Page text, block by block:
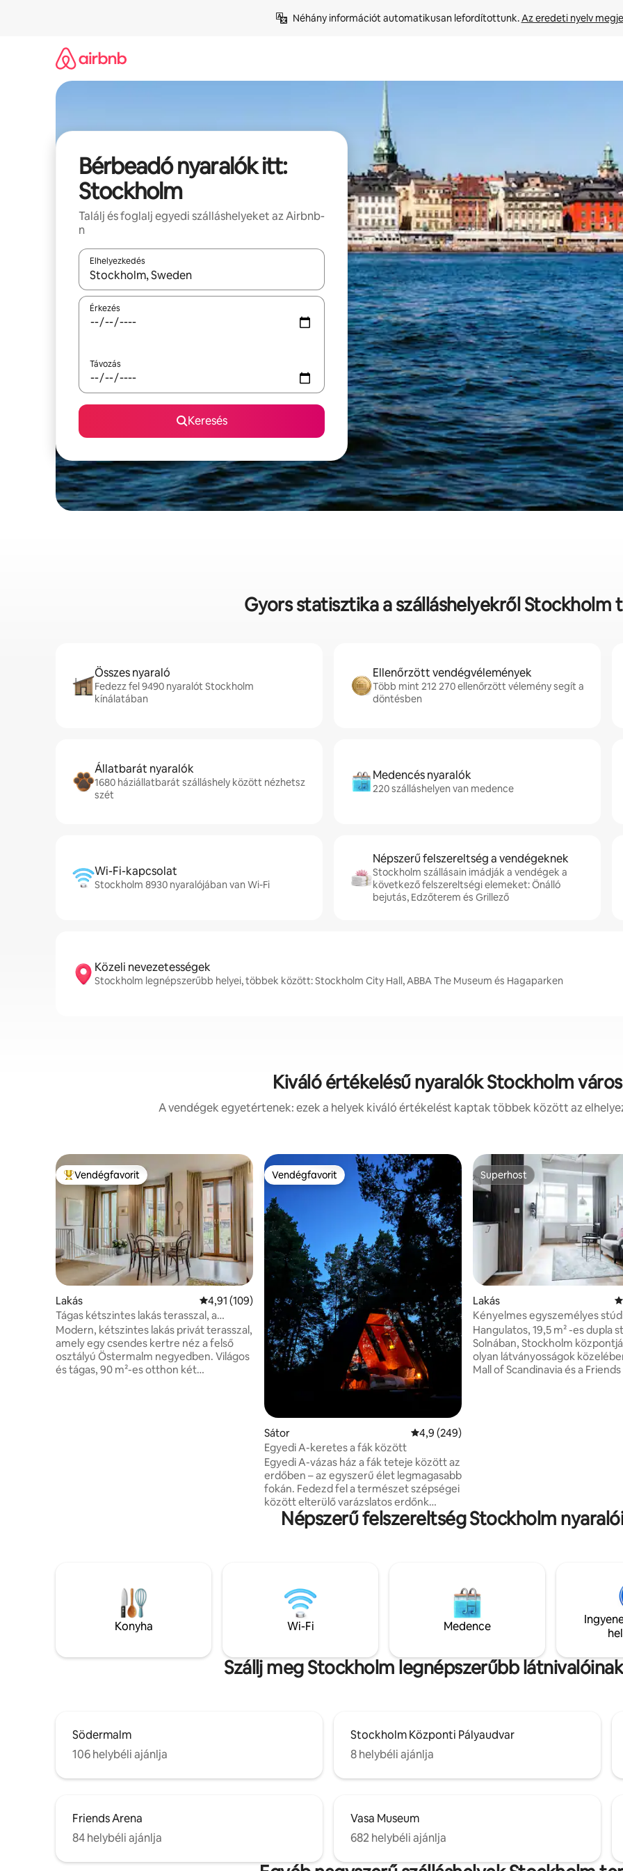
Néhány információt automatikusan lefordítottunk. Az eredeti nyelv
Bérbeadó nyaralók itt:
Stockholm
Találj és foglalj egyedi szálláshelyeket az Airbnb-
n
Elhelyezkedés
Az eredmények között a felfelé és a lefelé nyíllal navigálhatsz, illetve érintő és lapozó mozdulatokkal is felfedezheted
Érkezés
Távozás
Keresés
Gyors statisztika a szálláshelyekről Stockholm
Összes nyaraló
Fedezz fel 9490 nyaralót Stockholm
kínálatában
Ellenőrzött vendégvélemények
Több mint 212 270 ellenőrzött vélemény segít a
döntésben
Állatbarát nyaralók
1680 háziállatbarát szálláshely között nézhetsz
szét
Medencés nyaralók
220 szálláshelyen van medence
Wi-Fi-kapcsolat
Stockholm 8930 nyaralójában van Wi-Fi
Népszerű felszereltség a vendégeknek
Stockholm szállásain imádják a vendégek a
következő felszereltségi elemeket: Önálló
bejutás, Edzőterem és Grillező
Közeli nevezetességek
Stockholm legnépszerűbb helyei, többek között: Stockholm City Hall, ABBA The Museum és Hagaparken
Kiváló értékelésű nyaralók Stockholm
A vendégek egyetértenek: ezek a helyek kiváló értékelést kaptak többek között az
Kiemelt vendégfavorit
Vendégfavorit
Lakás Átlagos értékelés: 5/4,91, 109 vélemény
4,91 (109)
Tágas kétszintes lakás terasszal, a
legjobb helyen
Modern, kétszintes lakás privát terasszal,
amely egy csendes kertre néz a felső
osztályú Östermalm negyedben. Világos
és tágas, 90 m²-es otthon két
Vendégfavorit
Vendégfavorit
Sátor Átlagos értékelés: 5/4,9, 249 vélemény
4,9 (249)
Egyedi A-keretes a fák között
Egyedi A-vázas ház a fák teteje között az
erdőben – az egyszerű élet legmagasabb
fokán. Fedezd fel a természet szépségei
között elterülő varázslatos erdőnk
harmóniáját, ahol minden nap
egybeolvadsz a természettel. Élvezd a
volt! Itt teljesen feltöltheted az
akkumulátorokat. Egyszerű WC és
zuhany körülbelül 90 méterre. Csak
nyáron zuhanyozz. Maximális hely 2
Superhost
Superhost
Lakás
Kényelmes egyszemélyes
Solnában
Hangulatos, 19,5 m² -es dupla
Solnában, Stockholm
olyan látványosságok
Mall of Scandinavia és a
Népszerű felszereltség Stockholm
Konyha Wi-Fi Medence
Szállj meg Stockholm legnépszerűbb
Södermalm
106 helybéli ajánlja
Stockholm Központi Pályaudvar
8 helybéli ajánlja
Friends Arena
84 helybéli ajánlja
Vasa Museum
682 helybéli ajánlja